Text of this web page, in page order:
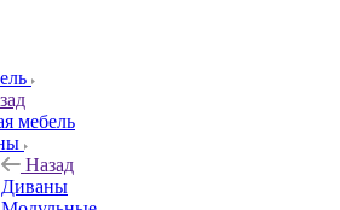
мебель
Назад
Диваны